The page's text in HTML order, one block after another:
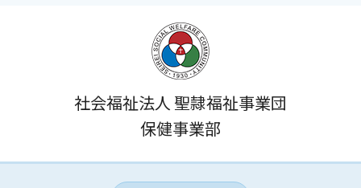
社会福祉法人 聖隷福祉事業団
保健事業部